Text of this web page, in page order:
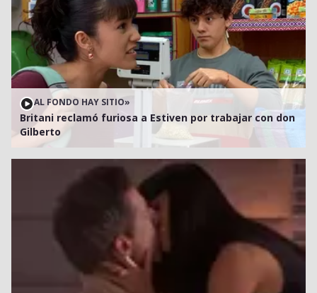
AL FONDO HAY SITIO»
Britani reclamó furiosa a Estiven por trabajar con don
Gilberto